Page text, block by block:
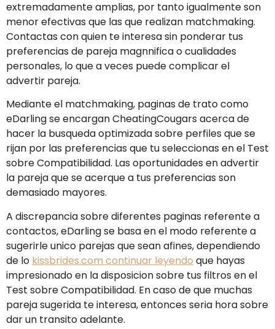
extremadamente amplias, por tanto igualmente son
menor efectivas que las que realizan matchmaking.
Contactas con quien te interesa sin ponderar tus
preferencias de pareja magnnifica o cualidades
personales, lo que a veces puede complicar el
advertir pareja.
Mediante el matchmaking, paginas de trato como
eDarling se encargan CheatingCougars acerca de
hacer la busqueda optimizada sobre perfiles que se
rijan por las preferencias que tu seleccionas en el Test
sobre Compatibilidad. Las oportunidades en advertir
la pareja que se acerque a tus preferencias son
demasiado mayores.
A discrepancia sobre diferentes paginas referente a
contactos, eDarling se basa en el modo referente a
sugerirle unico parejas que sean afines, dependiendo
de lo kissbrides.com continuar leyendo que hayas
impresionado en la disposicion sobre tus filtros en el
Test sobre Compatibilidad. En caso de que muchas
pareja sugerida te interesa, entonces seria hora sobre
dar un transito adelante.